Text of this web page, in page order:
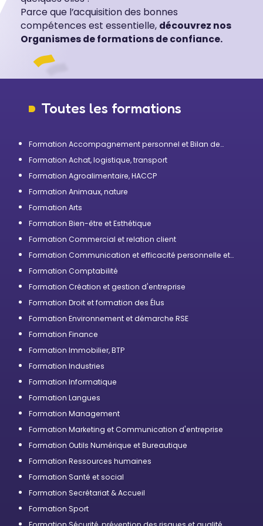
Parce que l’acquisition des bonnes
compétences est essentielle, découvrez nos
Organismes de formations de confiance.
Toutes les formations
Formation Accompagnement personnel et Bilan de
Formation Achat, logistique, transport
Formation Agroalimentaire, HACCP
Formation Animaux, nature
Formation Arts
Formation Bien-être et Esthétique
Formation Commercial et relation client
Formation Communication et efficacité personnelle et
Formation Comptabilité
Formation Création et gestion d'entreprise
Formation Droit et formation des Élus
Formation Environnement et démarche RSE
Formation Finance
Formation Immobilier, BTP
Formation Industries
Formation Informatique
Formation Langues
Formation Management
Formation Marketing et Communication d'entreprise
Formation Outils Numérique et Bureautique
Formation Ressources humaines
Formation Santé et social
Formation Secrétariat & Accueil
Formation Sport